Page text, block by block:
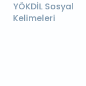
YÖKDİL Sosyal
Kelimeleri